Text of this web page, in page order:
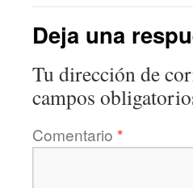
Deja una
Tu dirección de
campos
Comentario *